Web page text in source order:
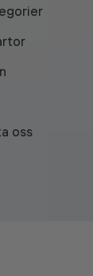
oss